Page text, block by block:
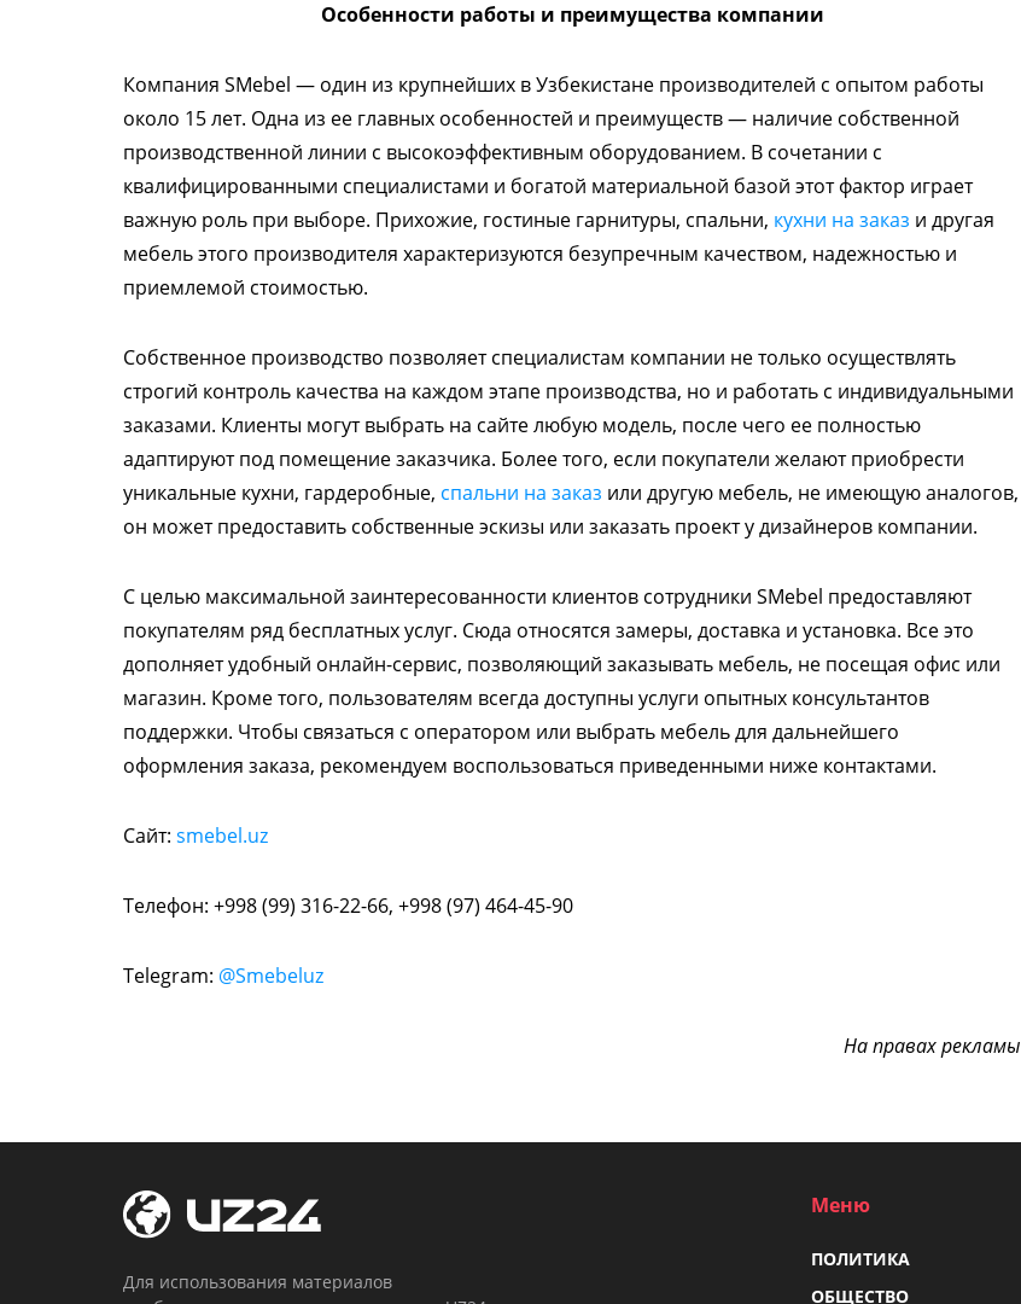
Особенности работы и преимущества компании
Компания SMebel — один из крупнейших в Узбекистане производителей с опытом работы
около 15 лет. Одна из ее главных особенностей и преимуществ — наличие собственной
производственной линии с высокоэффективным оборудованием. В сочетании с
квалифицированными специалистами и богатой материальной базой этот фактор играет
важную роль при выборе. Прихожие, гостиные гарнитуры, спальни, кухни на заказ и другая
мебель этого производителя характеризуются безупречным качеством, надежностью и
приемлемой стоимостью.
Собственное производство позволяет специалистам компании не только осуществлять
строгий контроль качества на каждом этапе производства, но и работать с индивидуальными
заказами. Клиенты могут выбрать на сайте любую модель, после чего ее полностью
адаптируют под помещение заказчика. Более того, если покупатели желают приобрести
уникальные кухни, гардеробные, спальни на заказ или другую мебель, не имеющую аналогов,
он может предоставить собственные эскизы или заказать проект у дизайнеров компании.
С целью максимальной заинтересованности клиентов сотрудники SMebel предоставляют
покупателям ряд бесплатных услуг. Сюда относятся замеры, доставка и установка. Все это
дополняет удобный онлайн-сервис, позволяющий заказывать мебель, не посещая офис или
магазин. Кроме того, пользователям всегда доступны услуги опытных консультантов
поддержки. Чтобы связаться с оператором или выбрать мебель для дальнейшего
оформления заказа, рекомендуем воспользоваться приведенными ниже контактами.
Сайт: smebel.uz
Телефон: +998 (99) 316-22-66, +998 (97) 464-45-90
Telegram: @Smebeluz
На правах рекламы
Для использования материалов
Меню
ПОЛИТИКА
ОБЩЕСТВО